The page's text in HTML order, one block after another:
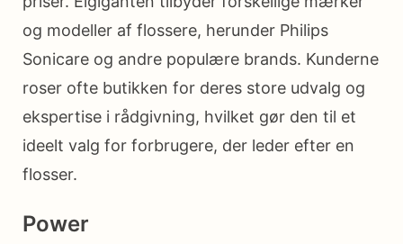
og modeller af flossere, herunder Philips
Sonicare og andre populære brands. Kunderne
roser ofte butikken for deres store udvalg og
ekspertise i rådgivning, hvilket gør den til et
ideelt valg for forbrugere, der leder efter en
flosser.
Power